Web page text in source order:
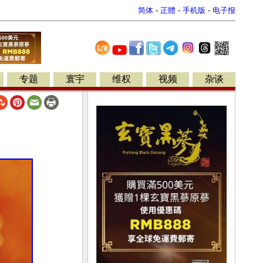
简体 - 正體 - 手机版 - 电子报
专题 寰宇 维权 视频 杂谈